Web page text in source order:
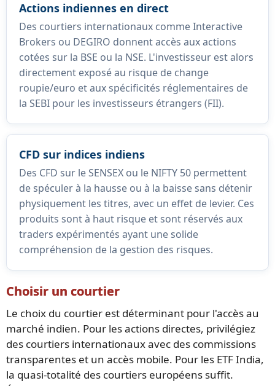
Actions indiennes en direct
Des courtiers internationaux comme Interactive
Brokers ou DEGIRO donnent accès aux actions
cotées sur la BSE ou la NSE. L'investisseur est alors
directement exposé au risque de change
roupie/euro et aux spécificités réglementaires de
la SEBI pour les investisseurs étrangers (FII).
CFD sur indices indiens
Des CFD sur le SENSEX ou le NIFTY 50 permettent
de spéculer à la hausse ou à la baisse sans détenir
physiquement les titres, avec un effet de levier. Ces
produits sont à haut risque et sont réservés aux
traders expérimentés ayant une solide
compréhension de la gestion des risques.
Choisir un courtier
Le choix du courtier est déterminant pour l'accès au
marché indien. Pour les actions directes, privilégiez
des courtiers internationaux avec des commissions
transparentes et un accès mobile. Pour les ETF India,
la quasi-totalité des courtiers européens suffit.